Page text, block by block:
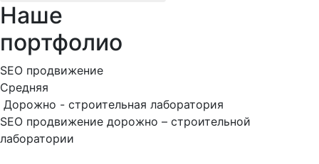
Наше
портфолио
SEO продвижение
Средняя
Дорожно - строительная лаборатория
SEO продвижение дорожно – строительной
лаборатории